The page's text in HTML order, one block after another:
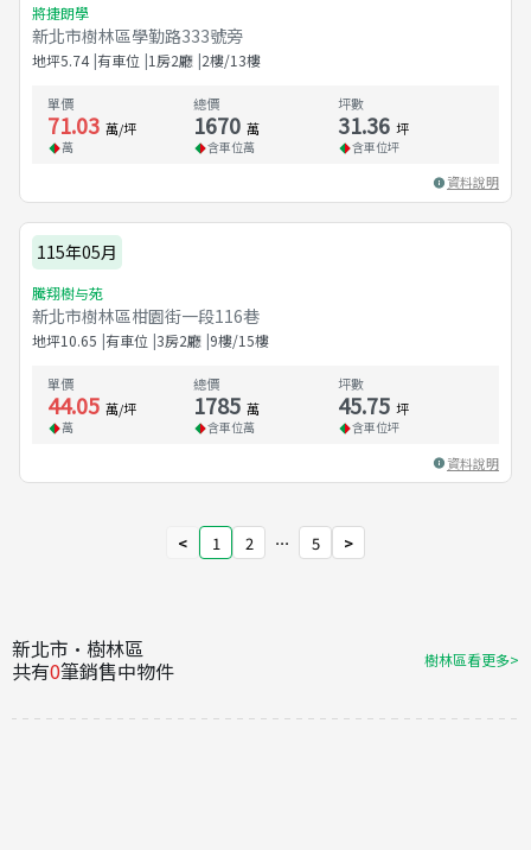
將捷朗學
新北市樹林區學勤路333號旁
地坪5.74 有車位 1房2廳 2樓/13樓
單價
71.03 萬/坪
萬
總價
1670 萬
含車位萬
坪數
31.36 坪
含車位坪
資料說明
115年05月
騰翔樹与苑
新北市樹林區柑園街一段116巷
地坪10.65 有車位 3房2廳 9樓/15樓
單價
44.05 萬/坪
萬
總價
1785 萬
含車位萬
坪數
45.75 坪
含車位坪
資料說明
< 1 2 ⋯ 5 >
新北市·樹林區
共有0筆銷售中物件 樹林區看更多>